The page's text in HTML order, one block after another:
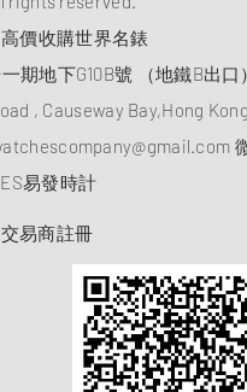
高價收購世界名錶
地下G10B號 （地鐵B出口）
, Causeway Bay,Hong Kong
易發時計
易商註冊